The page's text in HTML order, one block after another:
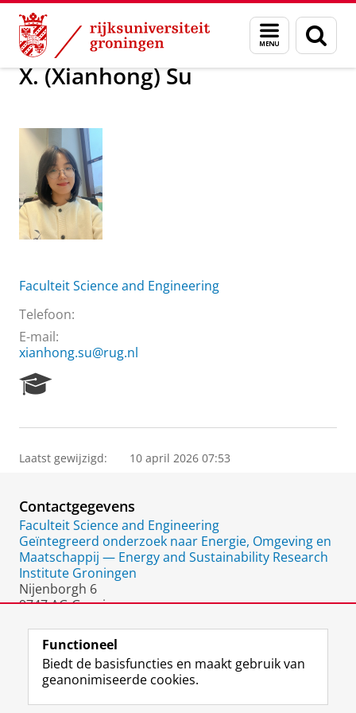
Skip
Content
Skip
Navigation
Menu
en
zoeken
Over ons X. (Xianhong) Su
X. (Xianhong) Su
Faculteit Science and Engineering
Telefoon:
E-mail:
xianhong.su@rug.nl
e
r
P
o
r
t
a
l
Laatst gewijzigd: 10 april 2026 07:53
Contactgegevens
Faculteit Science and Engineering
Geïntegreerd onderzoek naar Energie, Omgeving en
Maatschappij — Energy and Sustainability Research
Institute Groningen
Nijenborgh 6
9747 AG Groningen
Volg de RUG F L R I Y
Functioneel
Biedt de basisfuncties en maakt gebruik van
geanonimiseerde cookies.